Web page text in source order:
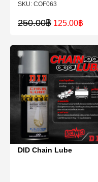
COF063
250.00฿ 125.00฿
DID Chain Lube